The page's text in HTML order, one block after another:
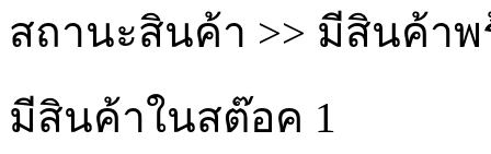
สถานะสินค้า >> มีสินค้าพ
มีสินค้าในสต๊อค 1